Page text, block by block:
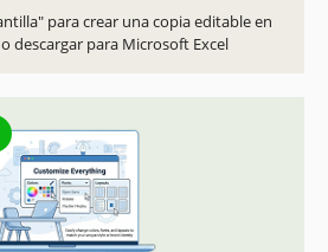
para crear una copia editable en
descargar para Microsoft Excel